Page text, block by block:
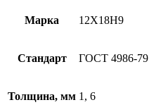
Марка 12Х18Н9
Стандарт ГОСТ 4986-79
Толщина, мм 1, 6